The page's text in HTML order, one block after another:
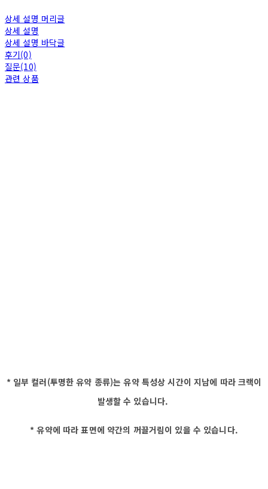
상세 설명 머리글
상세 설명
상세 설명 바닥글
후기(0)
질문(10)
관련 상품
* 일부 컬러(투명한 유약 종류)는 유약 특성상 시간이 지남에 따라 크랙이
발생할 수 있습니다.
* 유약에 따라 표면에 약간의 꺼끌거림이 있을 수 있습니다.